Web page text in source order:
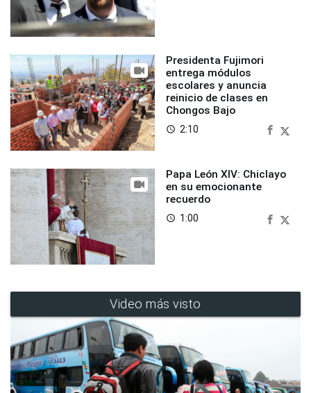
Presidenta Fujimori
entrega módulos
escolares y anuncia
reinicio de clases en
Chongos Bajo
access_time 2:10
Papa León XIV: Chiclayo
en su emocionante
recuerdo
access_time 1:00
Video más visto